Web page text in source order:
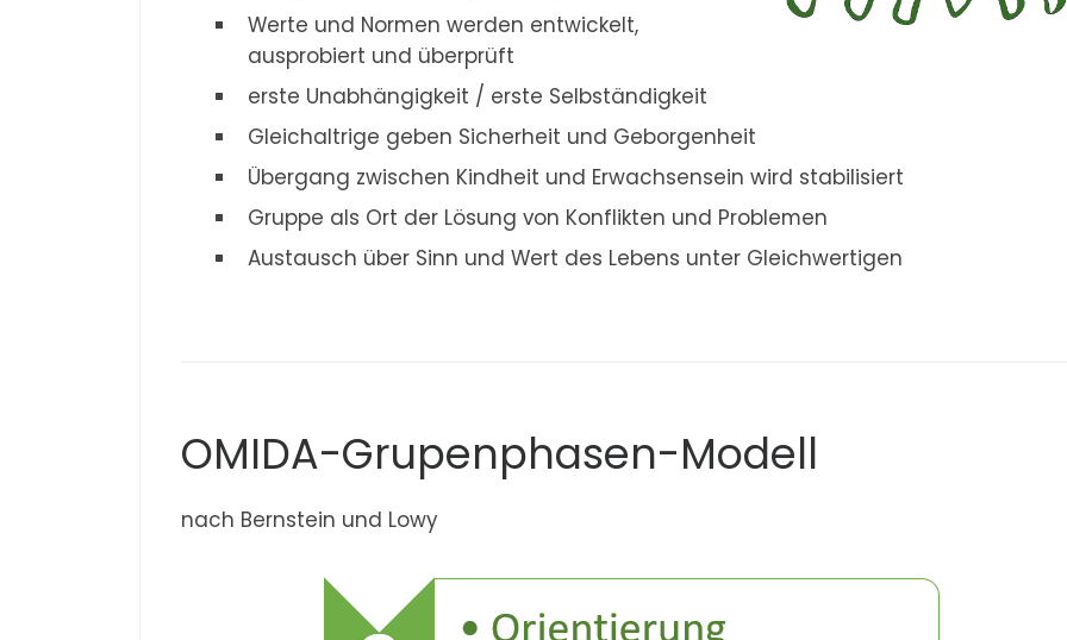
Werte und Normen werden entwickelt,
ausprobiert und überprüft
erste Unabhängigkeit / erste Selbständigkeit
Gleichaltrige geben Sicherheit und Geborgenheit
Übergang zwischen Kindheit und Erwachsensein wird stabilisiert
Gruppe als Ort der Lösung von Konflikten und Problemen
Austausch über Sinn und Wert des Lebens unter Gleichwertigen
OMIDA-Grupenphasen-Modell
nach Bernstein und Lowy